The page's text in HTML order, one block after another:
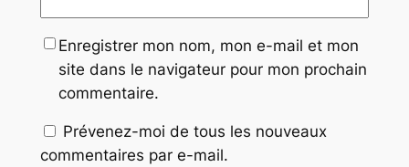
Enregistrer mon nom, mon e-mail et mon
site dans le navigateur pour mon prochain
commentaire.
Prévenez-moi de tous les nouveaux
commentaires par e-mail.